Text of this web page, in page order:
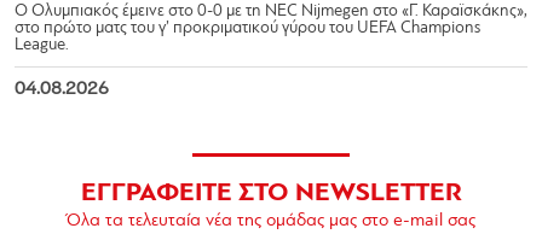
Ο Ολυμπιακός έμεινε στο 0-0 με τη NEC Nijmegen στο «Γ. Καραϊσκάκης»,
στο πρώτο ματς του γ’ προκριματικού γύρου του UEFA Champions
League.
04.08.2026
ΕΓΓΡΑΦΕΙΤΕ ΣΤΟ NEWSLETTER
Όλα τα τελευταία νέα της ομάδας μας στο e-mail σας